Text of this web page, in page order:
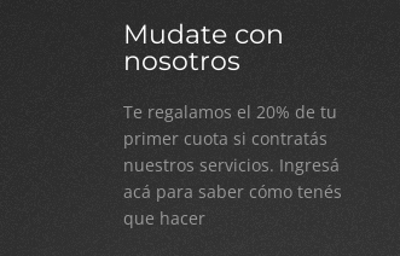
Mudate con
nosotros
Te regalamos el 20% de tu
primer cuota si contratás
nuestros servicios. Ingresá
acá para saber cómo tenés
que hacer